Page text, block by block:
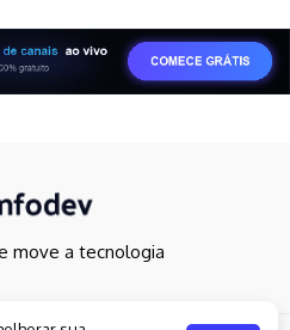
move a tecnologia